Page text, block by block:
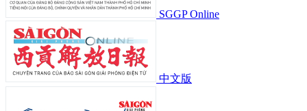
SGGP Online
中文版